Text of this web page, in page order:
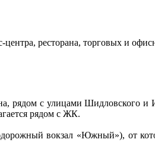
центра, ресторана, торговых и
с улицами Шидловского и
рядом с ЖК.
вокзал «Южный»), от